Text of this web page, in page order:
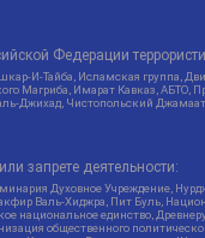
Федерации
И-Тайба, Исламская группа,
Магриба, Имарат Кавказ, АБТО,
Джихад, Чистопольский
запрете деятельности:
Духовное Учреждение,
Валь-Хиджра, Пит Буль,
национальное единство,
общественного